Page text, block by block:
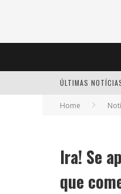
ÚLTIMAS
Home
Ira! Se
que